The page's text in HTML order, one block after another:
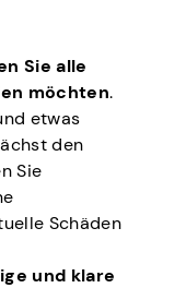
Sie alle
möchten.
etwas
den
Sie
Schäden
und klare